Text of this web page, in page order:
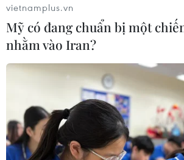
vietnamplus.vn
Mỹ có đang chuẩn bị một
nhằm vào Iran?